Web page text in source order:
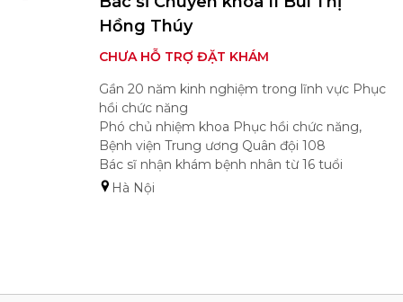
Hồng Thúy
CHƯA HỖ TRỢ ĐẶT KHÁM
Gần 20 năm kinh nghiệm trong lĩnh vực Phục
hồi chức năng
Phó chủ nhiệm khoa Phục hồi chức năng,
Bệnh viện Trung ương Quân đội 108
Bác sĩ nhận khám bệnh nhân từ 16 tuổi
Hà Nội